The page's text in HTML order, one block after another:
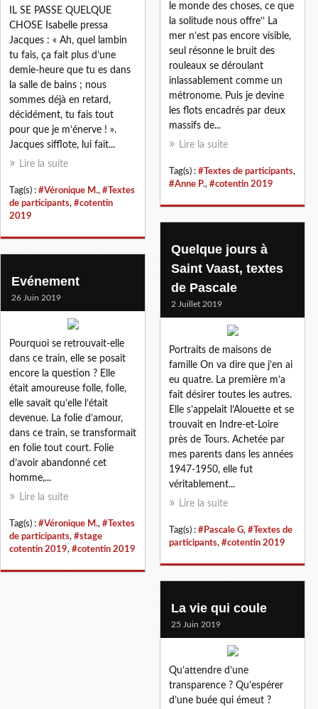
IL SE PASSE QUELQUE
CHOSE Isabelle pressa
Jacques : « Ah, quel lambin
tu fais, ça fait plus d’une
demie-heure que tu es dans
la salle de bains ; nous
sommes déjà en retard,
décidément, tu fais tout
pour que je m’énerve ! ».
Jacques sifflote, lui fait...
Lire la suite
Tag(s) : #Véronique M., #Textes
de participants, #cotentin
2019
le monde des choses, ce que
la solitude nous offre’’ La
mer n’est pas encore visible,
seul résonne le bruit des
rouleaux se déroulant
inlassablement comme un
métronome. Puis je devine
les flots encadrés par deux
massifs de...
Lire la suite
Tag(s) : #Textes de participants,
#Anne P., #cotentin 2019
Quelque jours à
Saint Vaast, textes
de Pascale
2 Juillet 2019
Portraits de maisons de
famille On va dire que j’en ai
eu quatre. La première m’a
fait désirer toutes les autres.
Elle s’appelait l’Alouette et se
trouvait en Indre-et-Loire
près de Tours. Achetée par
mes parents dans les années
1947-1950, elle fut
véritablement...
Lire la suite
Tag(s) : #Pascale G, #Textes de
participants, #cotentin 2019
Evénement
26 Juin 2019
Pourquoi se retrouvait-elle
dans ce train, elle se posait
encore la question ? Elle
était amoureuse folle, folle,
elle savait qu’elle l’était
devenue. La folie d’amour,
dans ce train, se transformait
en folie tout court. Folie
d’avoir abandonné cet
homme,...
Lire la suite
Tag(s) : #Véronique M., #Textes
de participants, #stage
cotentin 2019, #cotentin 2019
La vie qui coule
25 Juin 2019
Qu’attendre d’une
transparence ? Qu’espérer
d’une buée qui émeut ?